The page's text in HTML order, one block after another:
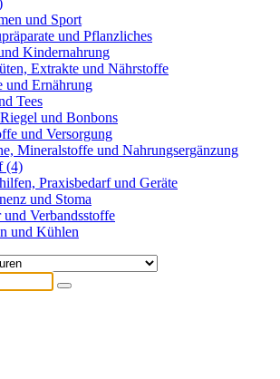
und Sport
und Pflanzliches
Kindernahrung
Extrakte und Nährstoffe
und Ernährung
Tees
und Bonbons
und Versorgung
Mineralstoffe und Nahrungsergänzung
(4)
Praxisbedarf und Geräte
und Stoma
und Verbandsstoffe
und Kühlen